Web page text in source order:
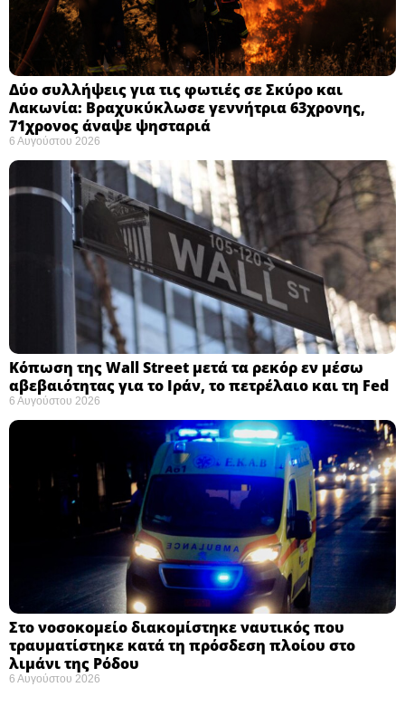
Δύο συλλήψεις για τις φωτιές σε Σκύρο και
Λακωνία: Βραχυκύκλωσε γεννήτρια 63χρονης,
71χρονος άναψε ψησταριά
6 Αυγούστου 2026
Κόπωση της Wall Street μετά τα ρεκόρ εν μέσω
αβεβαιότητας για το Ιράν, το πετρέλαιο και τη Fed
6 Αυγούστου 2026
Στο νοσοκομείο διακομίστηκε ναυτικός που
τραυματίστηκε κατά τη πρόσδεση πλοίου στο
λιμάνι της Ρόδου
6 Αυγούστου 2026